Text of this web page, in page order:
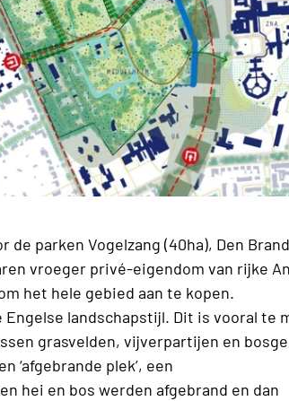
de parken Vogelzang (40ha), Den
vroeger privé-eigendom van rijke
het hele gebied aan te kopen.
landschapstijl. Dit is vooral te
grasvelden, vijverpartijen en
‘afgebrande plek’, een
hei en bos werden afgebrand en dan